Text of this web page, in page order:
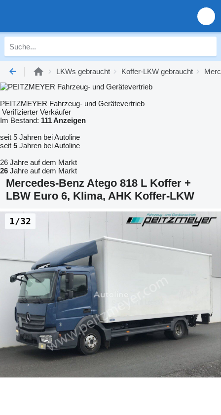
LKWs gebraucht Koffer-LKW gebraucht
PEITZMEYER Fahrzeug- und Gerätevertrieb
Verifizierter Verkäufer
Im Bestand: 111 Anzeigen
seit 5 Jahren bei Autoline
seit 5 Jahren bei Autoline
26 Jahre auf dem Markt
26 Jahre auf dem Markt
Mercedes-Benz Atego 818 L Koffer +
LBW Euro 6, Klima, AHK Koffer-LKW
1/32